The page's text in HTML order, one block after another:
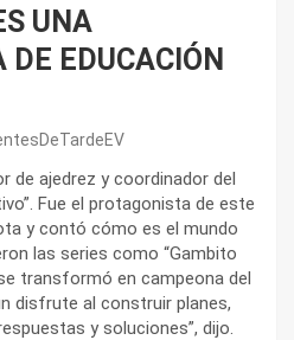
UNA
EDUCACIÓN
de ajedrez y coordinador del
Fue el protagonista de este
y contó cómo es el mundo
las series como “Gambito
transformó en campeona del
disfrute al construir planes,
y soluciones”, dijo.